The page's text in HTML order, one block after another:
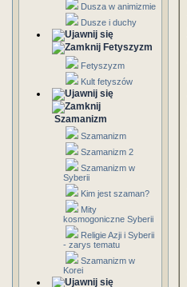
Dusza w animizmie
Dusze i duchy
Fetyszyzm
Fetyszyzm
Kult fetyszów
Szamanizm
Szamanizm
Szamanizm 2
Szamanizm w
Syberii
Kim jest szaman?
Mity
kosmogoniczne Syberii
Religie Azji i Syberii
- zarys tematu
Szamanizm w
Korei